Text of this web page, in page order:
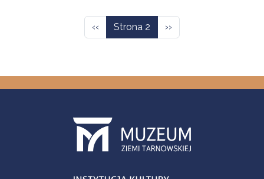
Poprzednia strona
‹‹ Strona 2 Następna strona
››